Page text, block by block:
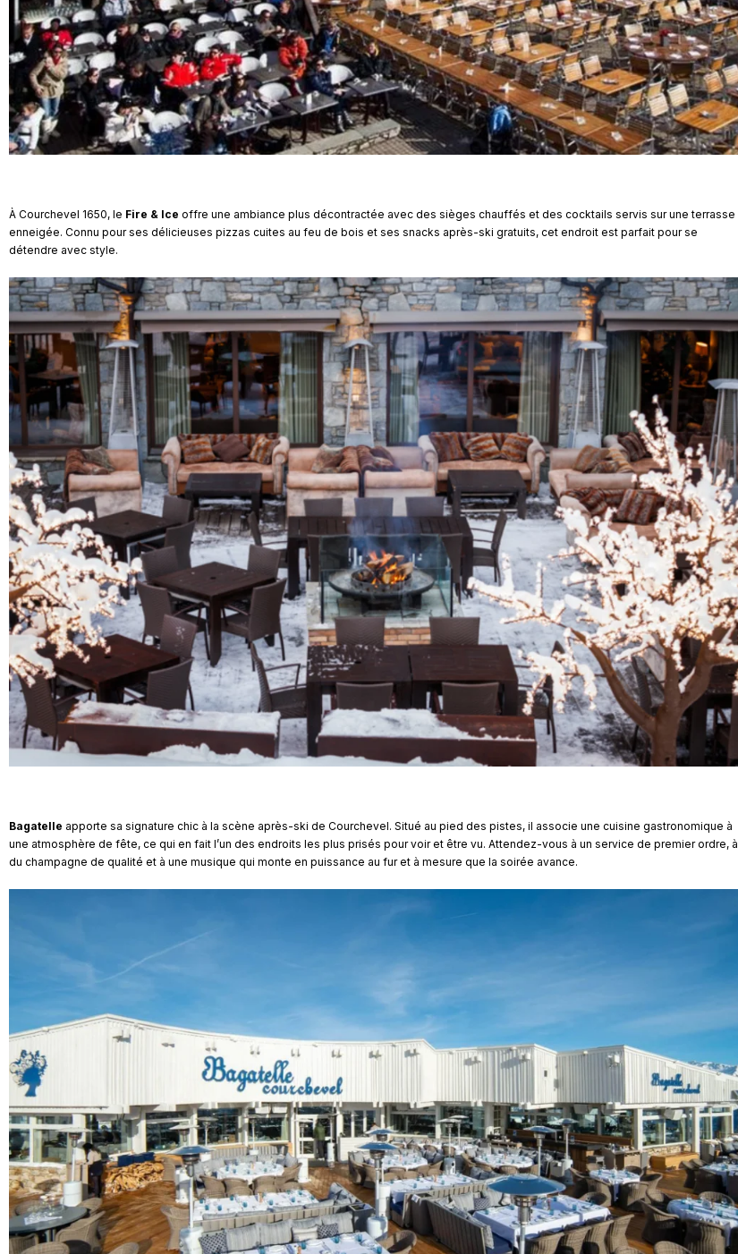
À Courchevel 1650, le Fire & Ice offre une ambiance plus décontractée avec des sièges chauffés et des cocktails servis sur une terrasse
enneigée. Connu pour ses délicieuses pizzas cuites au feu de bois et ses snacks après-ski gratuits, cet endroit est parfait pour se
détendre avec style.
Bagatelle apporte sa signature chic à la scène après-ski de Courchevel. Situé au pied des pistes, il associe une cuisine gastronomique à
une atmosphère de fête, ce qui en fait l’un des endroits les plus prisés pour voir et être vu. Attendez-vous à un service de premier ordre, à
du champagne de qualité et à une musique qui monte en puissance au fur et à mesure que la soirée avance.